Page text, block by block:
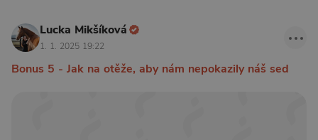
Lucka Mikšíková
1. 1. 2025 19:22
Bonus 5 - Jak na otěže, aby nám nepokazily náš sed